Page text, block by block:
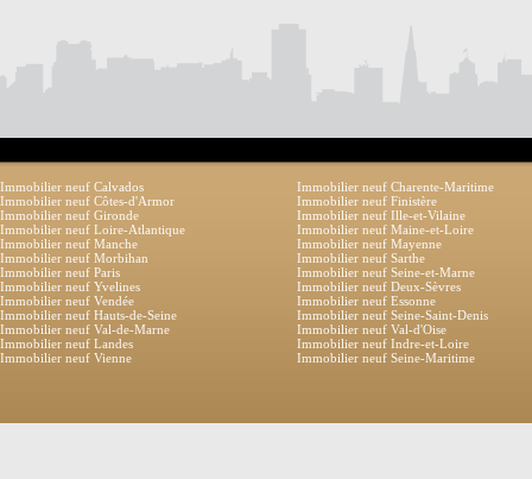
Immobilier neuf Calvados
Immobilier neuf Charente-Maritime
Immobilier neuf Côtes-d'Armor
Immobilier neuf Finistère
Immobilier neuf Gironde
Immobilier neuf Ille-et-Vilaine
Immobilier neuf Loire-Atlantique
Immobilier neuf Maine-et-Loire
Immobilier neuf Manche
Immobilier neuf Mayenne
Immobilier neuf Morbihan
Immobilier neuf Sarthe
Immobilier neuf Paris
Immobilier neuf Seine-et-Marne
Immobilier neuf Yvelines
Immobilier neuf Deux-Sèvres
Immobilier neuf Vendée
Immobilier neuf Essonne
Immobilier neuf Hauts-de-Seine
Immobilier neuf Seine-Saint-Denis
Immobilier neuf Val-de-Marne
Immobilier neuf Val-d'Oise
Immobilier neuf Landes
Immobilier neuf Indre-et-Loire
Immobilier neuf Vienne
Immobilier neuf Seine-Maritime